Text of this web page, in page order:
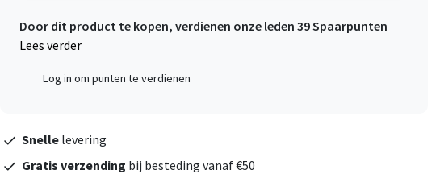
Door dit product te kopen, verdienen onze leden 39Spaarpunten
Lees verder
Log in om punten te verdienen
Snelle levering
Gratis verzending bij besteding vanaf €50